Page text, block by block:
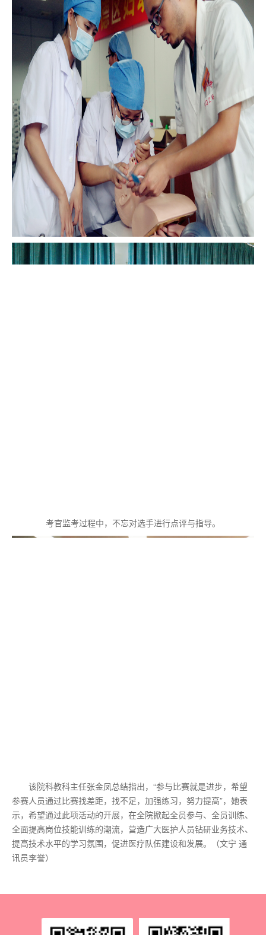
考官监考过程中，不忘对选手进行点评与指导。
该院科教科主任张金凤总结指出，“参与比赛就是进步，希望
参赛人员通过比赛找差距，找不足，加强练习，努力提高”，她表
示，希望通过此项活动的开展，在全院掀起全员参与、全员训练、
全面提高岗位技能训练的潮流，营造广大医护人员钻研业务技术、
提高技术水平的学习氛围，促进医疗队伍建设和发展。（文宁 通
讯员李誉）